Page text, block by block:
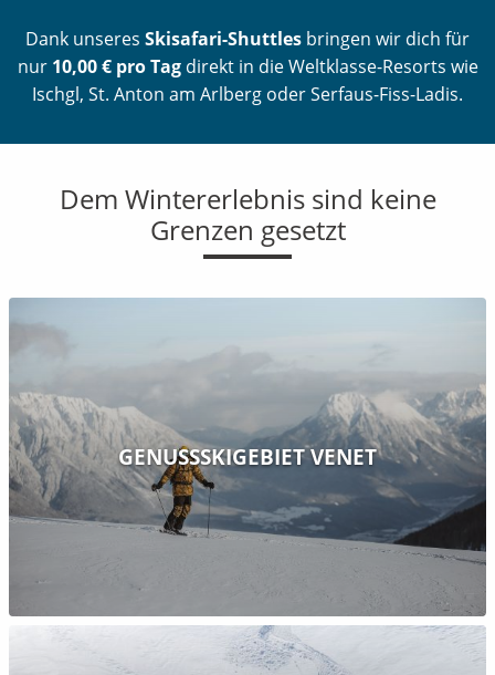
Dank unseres Skisafari-Shuttles bringen wir dich für
nur 10,00 € pro Tagdirekt in die Weltklasse-Resorts wie
Ischgl, St. Anton am Arlberg oder Serfaus-Fiss-Ladis.
Dem Wintererlebnis sind keine
Grenzen gesetzt
GENUSSSKIGEBIET VENET